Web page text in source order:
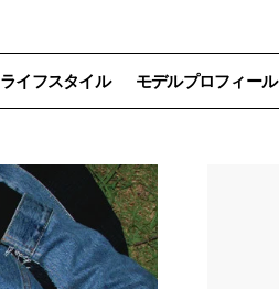
ライフスタイル モデルプロフィール